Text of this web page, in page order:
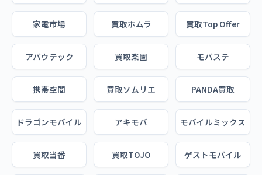
家電市場 買取ホムラ 買取Top Offer
アバウテック 買取楽園 モバステ
携帯空間 買取ソムリエ PANDA買取
ドラゴンモバイル アキモバ モバイルミックス
買取当番 買取TOJO ゲストモバイル